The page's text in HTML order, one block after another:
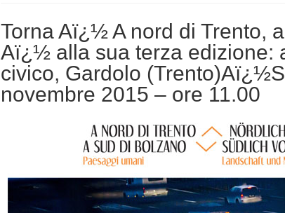
Torna Aï¿½ A nord di Trento,
Aï¿½ alla sua terza edizione:
civico, Gardolo
novembre 2015 – ore 11.00